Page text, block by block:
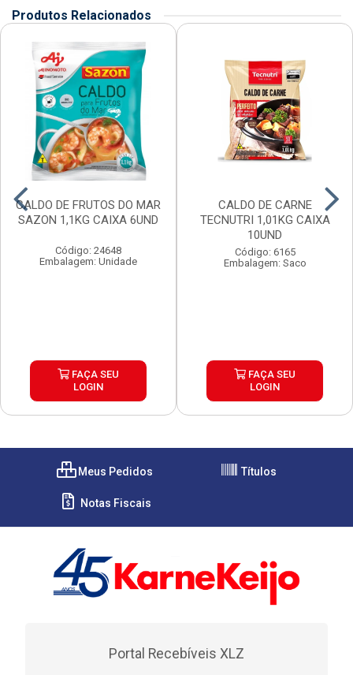
Produtos Relacionados
CALDO DE FRUTOS DO MAR
SAZON 1,1KG CAIXA 6UND
Código: 24648
Embalagem: Unidade
FAÇA SEU
LOGIN
CALDO DE CARNE
TECNUTRI 1,01KG CAIXA
10UND
Código: 6165
Embalagem: Saco
FAÇA SEU
LOGIN
Meus Pedidos Títulos
Notas Fiscais
Portal Recebíveis XLZ